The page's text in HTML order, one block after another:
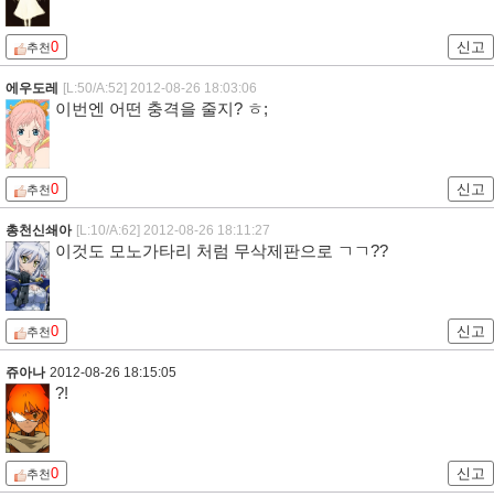
추천0 신고
에우도레 [L:50/A:52] 2012-08-26 18:03:06
이번엔 어떤 충격을 줄지? ㅎ;
추천0 신고
총천신쇄아 [L:10/A:62] 2012-08-26 18:11:27
이것도 모노가타리 처럼 무삭제판으로 ㄱㄱ??
추천0 신고
쥬아나 2012-08-26 18:15:05
?!
추천0 신고